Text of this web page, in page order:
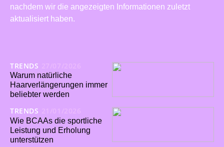
nachdem wir die angezeigten Informationen zuletzt
aktualisiert haben.
TRENDS
Warum natürliche
Haarverlängerungen immer
beliebter werden
TRENDS
Wie BCAAs die sportliche
Leistung und Erholung
unterstützen